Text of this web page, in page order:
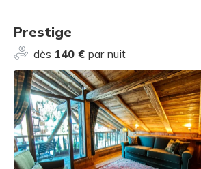
Prestige
dès 140 € par nuit